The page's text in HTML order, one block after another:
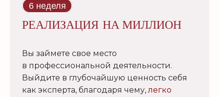
6 неделя
РЕАЛИЗАЦИЯ НА МИЛЛИОН
Вы займете свое место
в профессиональной деятельности.
Выйдите в глубочайшую ценность себя
как эксперта, благодаря чему,легко